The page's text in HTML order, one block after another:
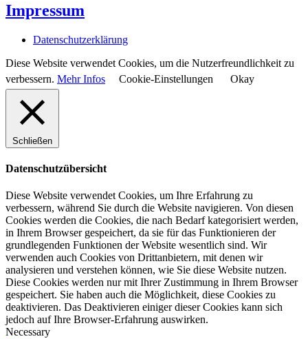
Impressum
Datenschutzerklärung
Diese Website verwendet Cookies, um die Nutzerfreundlichkeit zu
verbessern. Mehr Infos Cookie-Einstellungen Okay
Schließen
Datenschutzübersicht
Diese Website verwendet Cookies, um Ihre Erfahrung zu
verbessern, während Sie durch die Website navigieren. Von diesen
Cookies werden die Cookies, die nach Bedarf kategorisiert werden,
in Ihrem Browser gespeichert, da sie für das Funktionieren der
grundlegenden Funktionen der Website wesentlich sind. Wir
verwenden auch Cookies von Drittanbietern, mit denen wir
analysieren und verstehen können, wie Sie diese Website nutzen.
Diese Cookies werden nur mit Ihrer Zustimmung in Ihrem Browser
gespeichert. Sie haben auch die Möglichkeit, diese Cookies zu
deaktivieren. Das Deaktivieren einiger dieser Cookies kann sich
jedoch auf Ihre Browser-Erfahrung auswirken.
Necessary